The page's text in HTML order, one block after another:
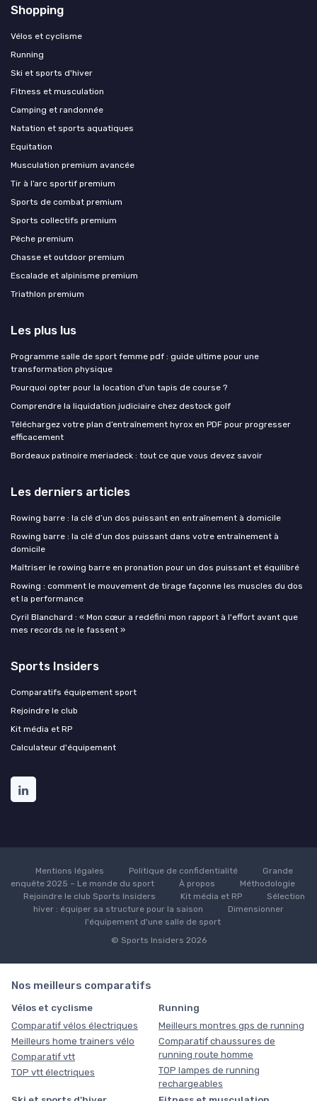
Shopping
Vélos et cyclisme
Running
Ski et sports d'hiver
Fitness et musculation
Camping et randonnée
Natation et sports aquatiques
Equitation
Musculation premium avancée
Tir à l’arc sportif premium
Sports de combat premium
Sports collectifs premium
Pêche premium
Chasse et outdoor premium
Escalade et alpinisme premium
Triathlon premium
Les plus lus
Programme salle de sport femme pdf : guide ultime pour une
transformation physique
Pourquoi opter pour la location d'un tapis de course ?
Comprendre la liquidation judiciaire chez destock golf
Téléchargez votre plan d’entraînement hyrox en PDF pour progresser
efficacement
Bordeaux patinoire meriadeck : tout ce que vous devez savoir
Les derniers articles
Rowing barre : la clé d’un dos puissant en entraînement à domicile
Rowing barre : la clé d’un dos puissant dans votre entraînement à
domicile
Maîtriser le rowing barre en pronation pour un dos puissant et équilibré
Rowing : comment le mouvement de tirage façonne les muscles du dos
et la performance
Cyril Blanchard : « Mon cœur a redéfini mon rapport à l'effort avant que
mes records ne le fassent »
Sports Insiders
Comparatifs équipement sport
Rejoindre le club
Kit média et RP
Calculateur d'équipement
Mentions légales Politique de confidentialité
Grande
enquête 2025 – Le monde du sport
À propos
Méthodologie
Rejoindre le club Sports Insiders
Kit média et RP
Sélection
hiver : équiper sa structure pour la saison
Dimensionner
l'équipement d'une salle de sport
© Sports Insiders 2026
Nos meilleurs comparatifs
Vélos et cyclisme
Comparatif vélos électriques
Meilleurs home trainers vélo
Comparatif vtt
TOP vtt électriques
Running
Meilleurs montres gps de running
Comparatif chaussures de
running route homme
TOP lampes de running
rechargeables